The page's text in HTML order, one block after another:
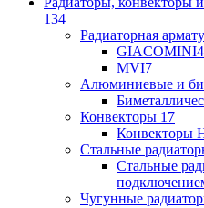
134
Радиаторная
GIACOMINI
MVI7
Алюминиевые и
Конвекторы 17
Конвекторы
Стальные
Стальные
Чугунные